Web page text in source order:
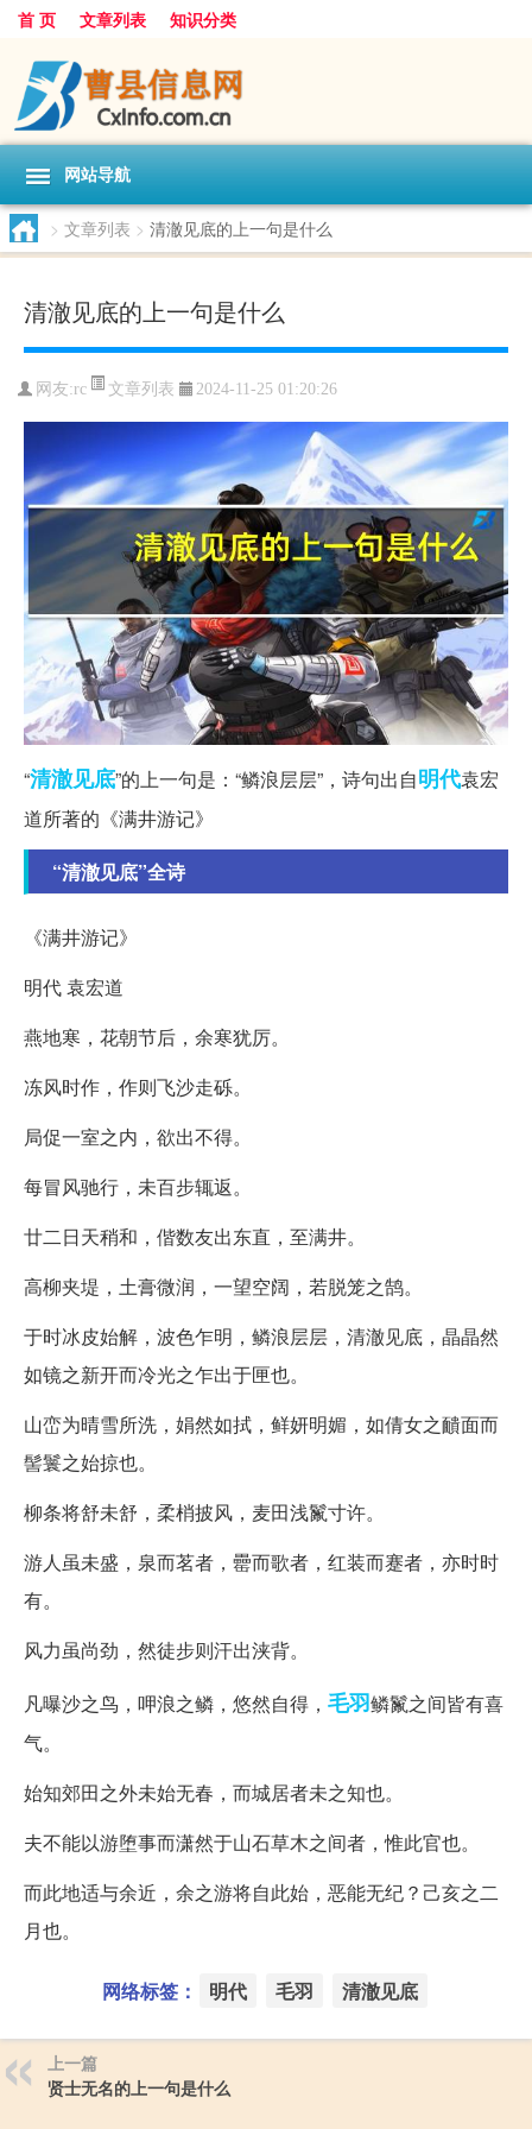
首 页 文章列表 知识分类
网站导航
> 文章列表 > 清澈见底的上一句是什么
清澈见底的上一句是什么
网友:rc 文章列表 2024-11-25 01:20:26
“清澈见底”的上一句是：“鳞浪层层”，诗句出自明代袁宏
道所著的《满井游记》
“清澈见底”全诗
《满井游记》
明代 袁宏道
燕地寒，花朝节后，余寒犹厉。
冻风时作，作则飞沙走砾。
局促一室之内，欲出不得。
每冒风驰行，未百步辄返。
廿二日天稍和，偕数友出东直，至满井。
高柳夹堤，土膏微润，一望空阔，若脱笼之鹄。
于时冰皮始解，波色乍明，鳞浪层层，清澈见底，晶晶然
如镜之新开而冷光之乍出于匣也。
山峦为晴雪所洗，娟然如拭，鲜妍明媚，如倩女之靧面而
髻鬟之始掠也。
柳条将舒未舒，柔梢披风，麦田浅鬣寸许。
游人虽未盛，泉而茗者，罍而歌者，红装而蹇者，亦时时
有。
风力虽尚劲，然徒步则汗出浃背。
凡曝沙之鸟，呷浪之鳞，悠然自得， 毛羽鳞鬣之间皆有喜
气。
始知郊田之外未始无春，而城居者未之知也。
夫不能以游堕事而潇然于山石草木之间者，惟此官也。
而此地适与余近，余之游将自此始，恶能无纪？己亥之二
月也。
网络标签： 明代 毛羽 清澈见底
上一篇
贤士无名的上一句是什么